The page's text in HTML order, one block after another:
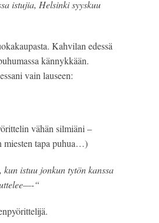
istujia, Helsinki syyskuu
Kahvilan edessä
kännykkään.
vain lauseen:
vähän silmiäni –
miesten tapa puhua…)
istuu jonkun tytön kanssa
“